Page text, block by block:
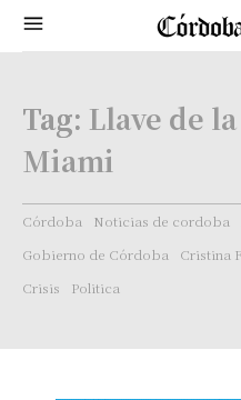
Tag: Llave de
Miami
Córdoba Noticias de cordoba
Gobierno de Córdoba
Cristina
Crisis
Politica